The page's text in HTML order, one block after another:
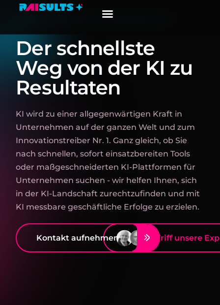
VERBESSERN SIE IHRE ERGEBNISSE MIT KI
Der schnellste
Weg von der KI zu
Resultaten
KI wird zu einer allgegenwärtigen Kraft in
Unternehmen auf der ganzen Welt und zum
Innovationstreiber Nr. 1. Ganz gleich, ob Sie
nach schnellen, sofort einsatzbereiten Tools
oder maßgeschneiderten KI-Plattformen für
Unternehmen suchen - wir helfen Ihnen, sich
in der KI-Landschaft zurechtzufinden und mit
KI messbare geschäftliche Erfolge zu erzielen.
Kontakt aufnehmen Triff unsere